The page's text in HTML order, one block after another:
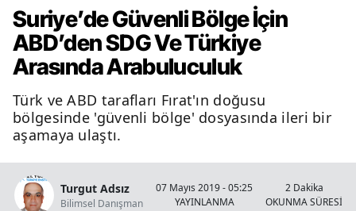
Suriye’de Güvenli Bölge İçin
ABD’den SDG Ve Türkiye
Arasında Arabuluculuk
Türk ve ABD tarafları Fırat'ın doğusu
bölgesinde 'güvenli bölge' dosyasında ileri bir
aşamaya ulaştı.
Turgut Adsız
Bilimsel Danışman
07 Mayıs 2019 - 05:25
YAYINLANMA
2 Dakika
OKUNMA SÜRESİ